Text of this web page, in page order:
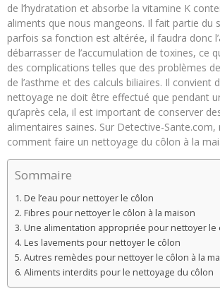
de l’hydratation et absorbe la vitamine K
aliments que nous mangeons. Il fait partie du
parfois sa fonction est altérée, il faudra donc
débarrasser de l’accumulation de toxines, ce
des complications telles que des problèmes
de l’asthme et des calculs biliaires. Il convient
nettoyage ne doit être effectué que pendant
qu’après cela, il est important de conserver
alimentaires saines. Sur Detective-Sante.com,
comment faire un nettoyage du côlon à la
Sommaire
De l’eau pour nettoyer le côlon
Fibres pour nettoyer le côlon à la maison
Une alimentation appropriée pour nettoyer le
Les lavements pour nettoyer le côlon
Autres remèdes pour nettoyer le côlon à la
Aliments interdits pour le nettoyage du côlon